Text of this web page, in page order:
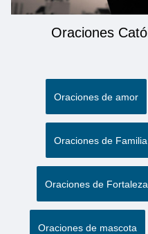
Oraciones
Oraciones de amor
Oraciones de
Oraciones de Fortaleza
Oraciones de mascota